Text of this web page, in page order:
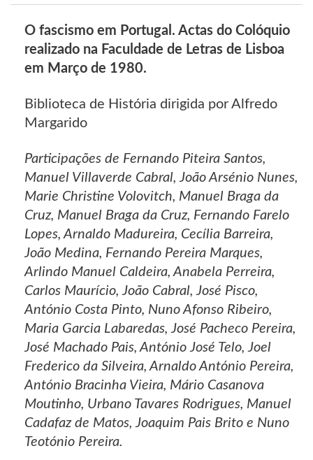
O fascismo em Portugal. Actas do Colóquio
realizado na Faculdade de Letras de Lisboa
em Março de 1980.
Biblioteca de História dirigida por Alfredo
Margarido
Participações de Fernando Piteira Santos,
Manuel Villaverde Cabral, João Arsénio Nunes,
Marie Christine Volovitch, Manuel Braga da
Cruz, Manuel Braga da Cruz, Fernando Farelo
Lopes, Arnaldo Madureira, Cecília Barreira,
João Medina, Fernando Pereira Marques,
Arlindo Manuel Caldeira, Anabela Perreira,
Carlos Maurício, João Cabral, José Pisco,
António Costa Pinto, Nuno Afonso Ribeiro,
Maria Garcia Labaredas, José Pacheco Pereira,
José Machado Pais, António José Telo, Joel
Frederico da Silveira, Arnaldo António Pereira,
António Bracinha Vieira, Mário Casanova
Moutinho, Urbano Tavares Rodrigues, Manuel
Cadafaz de Matos, Joaquim Pais Brito e Nuno
Teotónio Pereira.